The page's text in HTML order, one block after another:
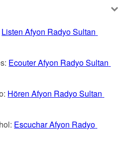
Listen Afyon Radyo Sultan
Ecouter Afyon Radyo Sultan
Hören Afyon Radyo Sultan
Escuchar Afyon Radyo